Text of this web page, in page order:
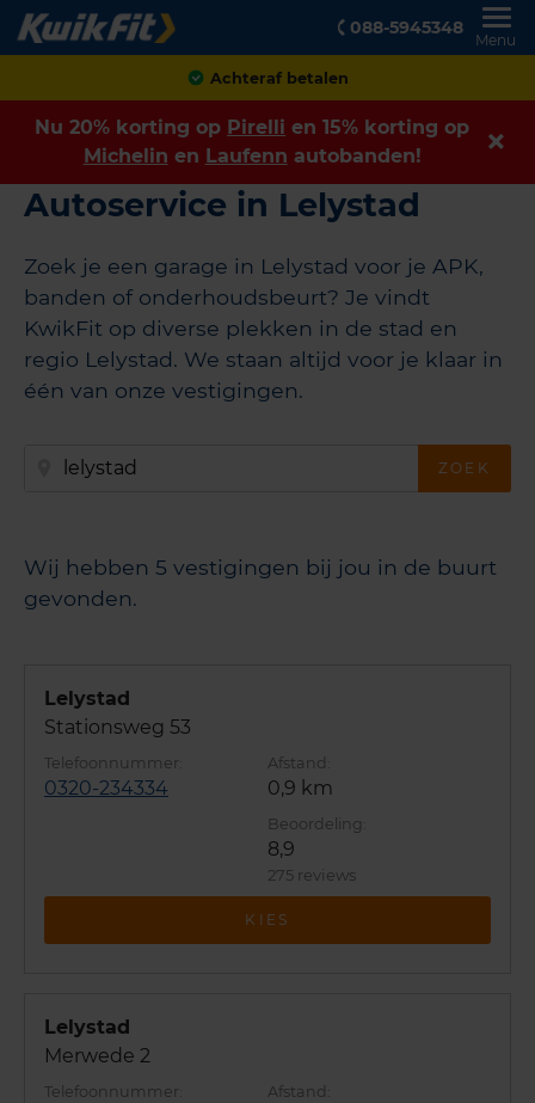
088-5945348
Menu
Klanten geven ons een
Nu 20% korting op Pirelli en 15% korting op
Michelin en Laufenn autobanden!
Autoservice in Lelystad
Zoek je een garage in Lelystad voor je APK,
banden of onderhoudsbeurt? Je vindt
KwikFit op diverse plekken in de stad en
regio Lelystad. We staan altijd voor je klaar in
één van onze vestigingen.
Wij hebben 5 vestigingen bij jou in de buurt
gevonden.
Lelystad
Stationsweg 53
0320-234334 0,9 km
8,9
275 reviews
KIES
Lelystad
Merwede 2